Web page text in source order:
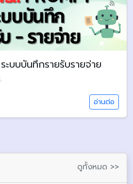
บบบันทึกรายรับรายจ่าย
อ่านต่อ
ดูทั้งหมด >>